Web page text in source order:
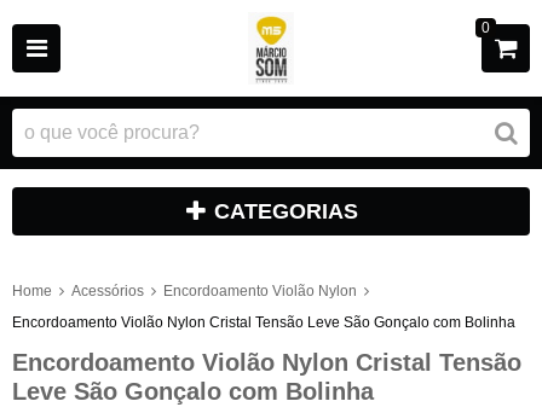
0
CATEGORIAS
Home Acessórios
Encordoamento Violão Nylon
Encordoamento Violão Nylon Cristal Tensão Leve São Gonçalo com Bolinha
Encordoamento Violão Nylon Cristal Tensão
Leve São Gonçalo com Bolinha